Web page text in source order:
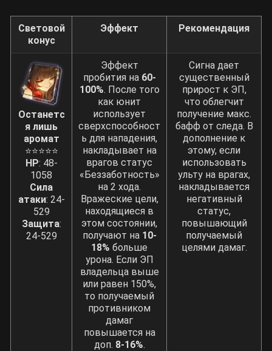
48% (S5) или сигнатурный конус«Один
лишь аромат остается истинным»
60% (S1).
«Часовщик сонных махинаций»на
саппорте Пути Гармонии — 30%.
Соединительная веревка — 64,8%.
Итоговый прирост: около 233,1%-248,1%.
Обратите внимание, что при подсчете
не учитываются саб-статы и такие
факторы, как наличие персонажей и
выбранная сборка. По этой причине
можно корректировать или исключать
пункты в зависимости от ситуации.
Световой
конус
Эффект Рекомендация
Останетс
я лишь
аромат
⭐⭐⭐⭐⭐
HP: 48-
1058
Сила
атаки: 24-
529
Защита:
24-529
Эффект
пробития на 60-
100%. После того
как юнит
использует
сверхспособност
ь для нападения,
накладывает на
врагов статус
«Беззаботность»
на 2 хода.
Вражеские цели,
находящиеся в
этом состоянии,
получают на10-
18% больше
урона. Если ЭП
владельца выше
или равен 150%,
то получаемый
противником
дамаг
повышается на
доп. 8-16%.
Сигна дает
существенный
прирост к ЭП,
что облегчит
получение макс.
бафф от следа. В
дополнение к
этому, если
использовать
ульту на врагах,
накладывается
негативный
статус,
повышающий
получаемый
целями дамаг.